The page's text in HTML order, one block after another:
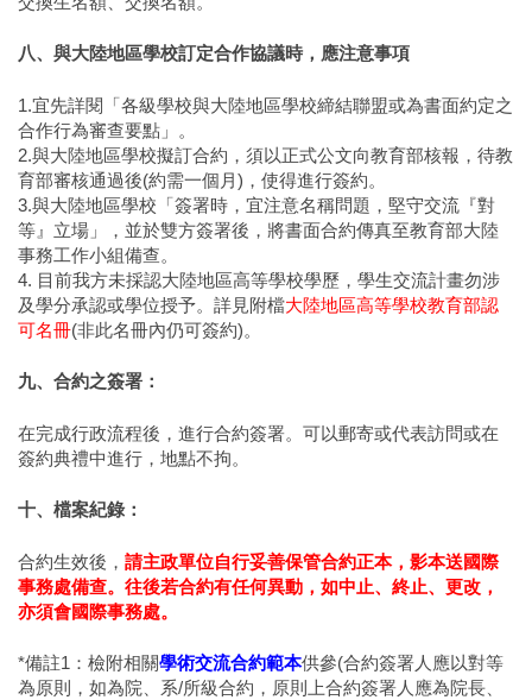
八、與大陸地區學校訂定合作協議時，應注意事項
1.宜先詳閱「各級學校與大陸地區學校締結聯盟或為書面約定之
合作行為審查要點」。
2.與大陸地區學校擬訂合約，須以正式公文向教育部核報，待教
育部審核通過後(約需一個月)，使得進行簽約。
3.與大陸地區學校「簽署時，宜注意名稱問題，堅守交流『對
等』立場」，並於雙方簽署後，將書面合約傳真至教育部大陸
事務工作小組備查。
4. 目前我方未採認大陸地區高等學校學歷，學生交流計畫勿涉
及學分承認或學位授予。詳見附檔大陸地區高等學校教育部認
可名冊(非此名冊內仍可簽約)。
九、合約之簽署：
在完成行政流程後，進行合約簽署。可以郵寄或代表訪問或在
簽約典禮中進行，地點不拘。
十、檔案紀錄：
合約生效後， 請主政單位自行妥善保管合約正本，影本送國際
事務處備查。往後若合約有任何異動，如中止、終止、更改，
亦須會國際事務處。
*備註1：檢附相關學術交流合約範本供參(合約簽署人應以對等
為原則，如為院、系/所級合約，原則上合約簽署人應為院長、